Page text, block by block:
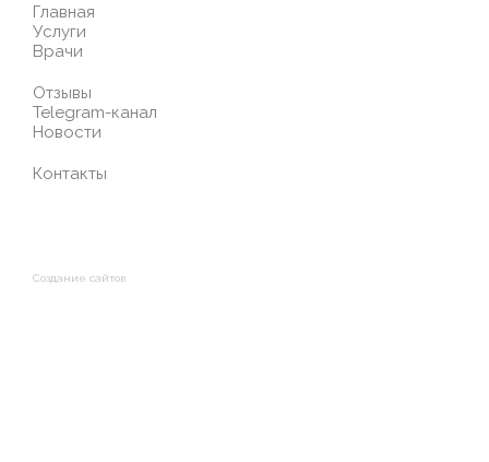
Главная
Услуги
Врачи
Отзывы
Telegram-канал
Новости
Контакты
Создание сайтов